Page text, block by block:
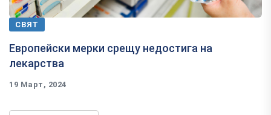
СВЯТ
Европейски мерки срещу недостига на
лекарства
19 Март, 2024